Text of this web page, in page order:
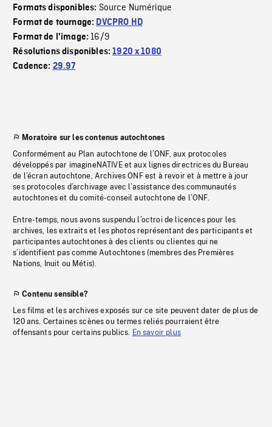
Formats disponibles: Source Numérique
Format de tournage: DVCPRO HD
Format de l'image:16/9
Résolutions disponibles:1920 x 1080
Cadence: 29.97
Moratoire sur les contenus autochtones
Conformément au Plan autochtone de l’ONF, aux protocoles
développés par imagineNATIVE et aux lignes directrices du Bureau
de l’écran autochtone, Archives ONF est à revoir et à mettre à jour
ses protocoles d’archivage avec l’assistance des communautés
autochtones et du comité-conseil autochtone de l’ONF.
Entre-temps, nous avons suspendu l’octroi de licences pour les
archives, les extraits et les photos représentant des participants et
participantes autochtones à des clients ou clientes qui ne
s’identifient pas comme Autochtones (membres des Premières
Nations, Inuit ou Métis).
Contenu sensible?
Les films et les archives exposés sur ce site peuvent dater de plus de
120 ans. Certaines scènes ou termes reliés pourraient être
offensants pour certains publics. En savoir plus